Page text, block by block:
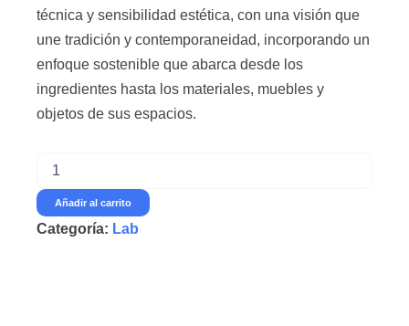
técnica y sensibilidad estética, con una visión que
une tradición y contemporaneidad, incorporando un
enfoque sostenible que abarca desde los
ingredientes hasta los materiales, muebles y
objetos de sus espacios.
origen
con
Wagner
Añadir al carrito
Categoría: Lab